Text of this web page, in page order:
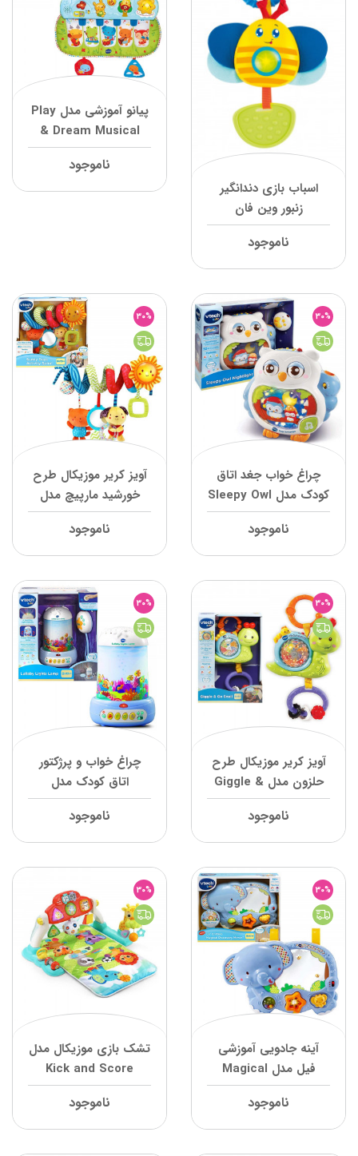
اسباب بازی دندانگیر
زنبور وین فان
ناموجود
پیانو آموزشی مدل Play
& Dream Musical
Piano وی تک
ناموجود
30%
چراغ خواب جغد اتاق
کودک مدل Sleepy Owl
وی تک
ناموجود
30%
آویز کریر موزیکال طرح
خورشید مارپیچ مدل
Sunny Days وی تک
ناموجود
30%
آویز کریر موزیکال طرح
حلزون مدل Giggle &
Go Snail وی تک
ناموجود
30%
چراغ خواب و پرژکتور
اتاق کودک مدل
Lullaby Lights Lamp
وی تک
ناموجود
30%
آینه جادویی آموزشی
فیل مدل Magical
Discovery Mirror وی
تک
ناموجود
30%
تشک بازی موزیکال مدل
Kick and Score
Playgym وی تک
ناموجود